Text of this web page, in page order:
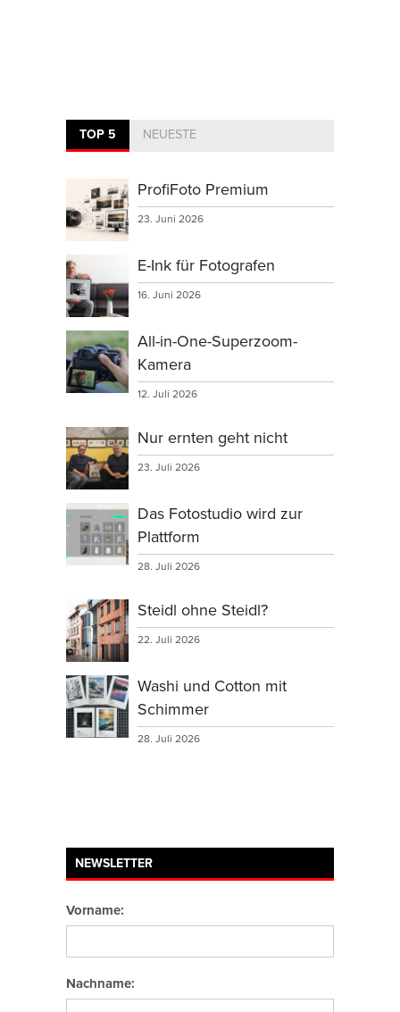
TOP 5 NEUESTE
ProfiFoto Premium
23. Juni 2026
E-Ink für Fotografen
16. Juni 2026
All-in-One-Superzoom-
Kamera
12. Juli 2026
Nur ernten geht nicht
23. Juli 2026
Das Fotostudio wird zur
Plattform
28. Juli 2026
Steidl ohne Steidl?
22. Juli 2026
Washi und Cotton mit
Schimmer
28. Juli 2026
NEWSLETTER
Vorname:
Nachname: